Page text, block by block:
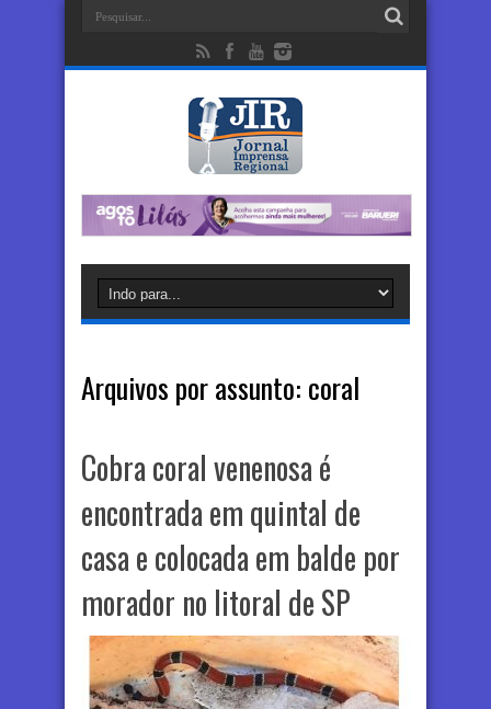
Arquivos por assunto: coral
Cobra coral venenosa é
encontrada em quintal de
casa e colocada em balde por
morador no litoral de SP